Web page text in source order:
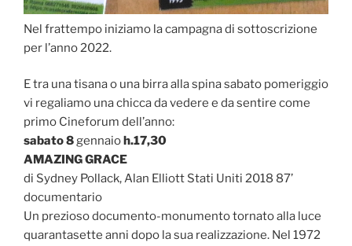
Nel frattempo iniziamo la campagna di sottoscrizione
per l’anno 2022.
E tra una tisana o una birra alla spina sabato pomeriggio
vi regaliamo una chicca da vedere e da sentire come
primo Cineforum dell’anno:
sabato 8gennaio h.17,30
AMAZING GRACE
di Sydney Pollack, Alan Elliott Stati Uniti 2018 87’
documentario
Un prezioso documento-monumento tornato alla luce
quarantasette anni dopo la sua realizzazione. Nel 1972